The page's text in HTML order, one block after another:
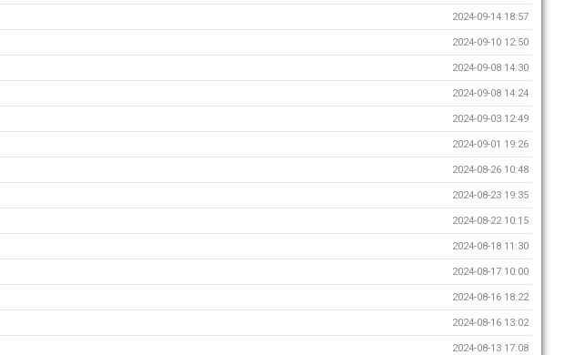
2024-09-14 18:57
2024-09-10 12:50
2024-09-08 14:30
2024-09-08 14:24
2024-09-03 12:49
2024-09-01 19:26
2024-08-26 10:48
2024-08-23 19:35
2024-08-22 10:15
2024-08-18 11:30
2024-08-17 10:00
2024-08-16 18:22
2024-08-16 13:02
2024-08-13 17:08